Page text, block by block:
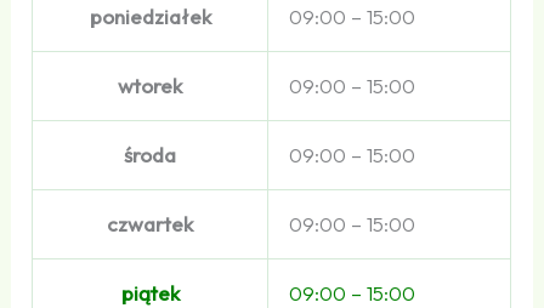
poniedziałek 09:00 – 15:00
wtorek 09:00 – 15:00
środa 09:00 – 15:00
czwartek 09:00 – 15:00
piątek 09:00 – 15:00